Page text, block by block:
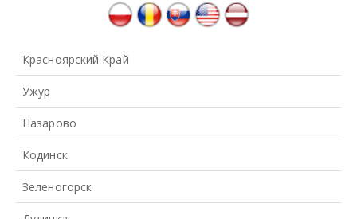
Красноярский Край
Ужур
Назарово
Кодинск
Зеленогорск